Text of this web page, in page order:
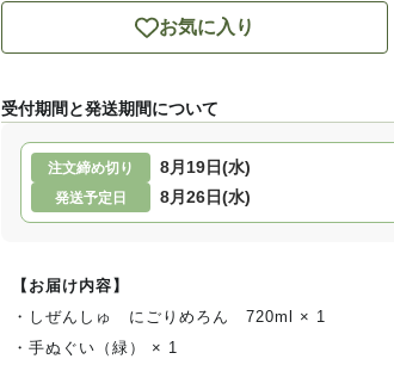
お気に入り
受付期間と発送期間について
注文締め切り 8月19日(水)
発送予定日 8月26日(水)
【お届け内容】
・しぜんしゅ にごりめろん 720ml × 1
・手ぬぐい（緑） × 1